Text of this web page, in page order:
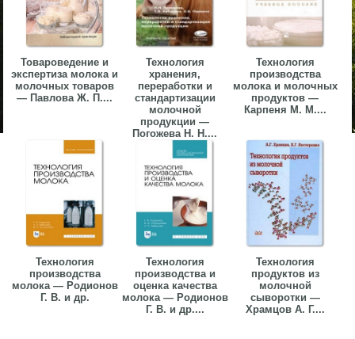
Товароведение и
экспертиза молока и
молочных товаров
— Павлова Ж. П....
Технология
хранения,
переработки и
стандартизации
молочной
продукции —
Погожева Н. Н....
Технология
производства
молока и молочных
продуктов —
Карпеня М. М....
Технология
производства
молока — Родионов
Г. В. и др.
Технология
производства и
оценка качества
молока — Родионов
Г. В. и др....
Технология
продуктов из
молочной
сыворотки —
Храмцов А. Г....